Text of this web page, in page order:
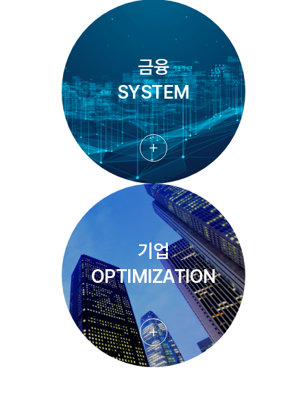
금융
SYSTEM
기업
OPTIMIZATION